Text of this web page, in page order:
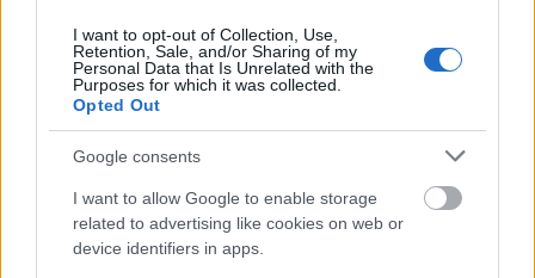
I want to opt-out of Collection, Use,
Retention, Sale, and/or Sharing of my
Personal Data that Is Unrelated with the
Purposes for which it was collected.
Opted Out
Google consents
I want to allow Google to enable storage
related to advertising like cookies on web or
device identifiers in apps.
στο ψάρι και τα φρέσκα λαχανικά. Το παραδοσιακό
πιάτο είναι η μπουγιαμπέσα (bouillabaisse
παραδοσιακή σούπα με θαλασσινά κ 5 διαφορετικά
είδη ψαριού. Ένα άλλο μοναδικό πιάτο είναι τα
“μύδια του ναυτικού” (moules mariniere
) που
σερβίρονται αχνιστά με σκόρδο και μυρωδικά.